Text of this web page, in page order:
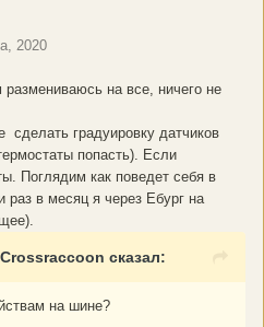
2020
на все, ничего не
сделать градуировку датчиков
попасть). Если
Поглядим как поведет себя в
раз в месяц я через Ебург на
сказал:
на шине?